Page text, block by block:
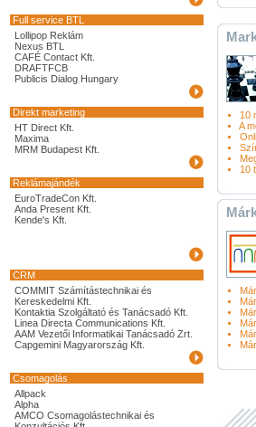
Full service BTL
Lollipop Reklám
Nexus BTL
CAFÉ Contact Kft.
DRAFTFCB
Publicis Dialog Hungary
Direkt marketing
HT Direct Kft.
Maxima
MRM Budapest Kft.
Reklámajándék
EuroTradeCon Kft.
Anda Present Kft.
Kende's Kft.
CRM
COMMIT Számítástechnikai és
Kereskedelmi Kft.
Kontaktia Szolgáltató és Tanácsadó Kft.
Linea Directa Communications Kft.
AAM Vezetői Informatikai Tanácsadó Zrt.
Capgemini Magyarország Kft.
Csomagolás
Allpack
Alpha
AMCO Csomagolástechnikai és
10
A
10